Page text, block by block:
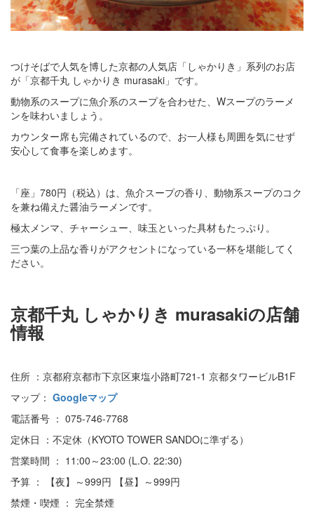
つけそばで人気を博した京都の人気店「しゃかりき」系列のお店
が「京都千丸 しゃかりき murasaki」です。
動物系のスープに魚介系のスープを合わせた、Wスープのラーメ
ンを味わいましょう。
カウンター席も完備されているので、お一人様も周囲を気にせず
安心して食事を楽しめます。
「座」780円（税込）は、魚介スープの香り、動物系スープのコク
を兼ね備えた醤油ラーメンです。
極太メンマ、チャーシュー、味玉といった具材もたっぷり。
三つ葉の上品な香りがアクセントになっている一杯を堪能してく
ださい。
京都千丸 しゃかりき murasakiの店舗
情報
住所 ：京都府京都市下京区東塩小路町721-1 京都タワービルB1F
マップ： Googleマップ
電話番号 ： 075-746-7768
定休日 ：不定休（KYOTO TOWER SANDOに準ずる）
営業時間 ： 11:00～23:00 (L.O. 22:30)
予算 ： 【夜】～999円 【昼】～999円
禁煙・喫煙 ： 完全禁煙